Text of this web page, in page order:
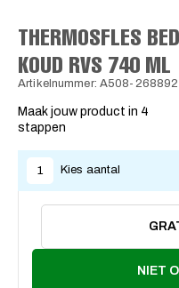
THERMOSFLES
KOUD RVS 740 ML
Artikelnummer: A508-268892
Maak jouw product in 4
stappen
1 Kies aantal
NIET